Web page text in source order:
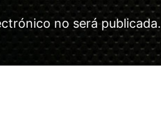
no será publicada.